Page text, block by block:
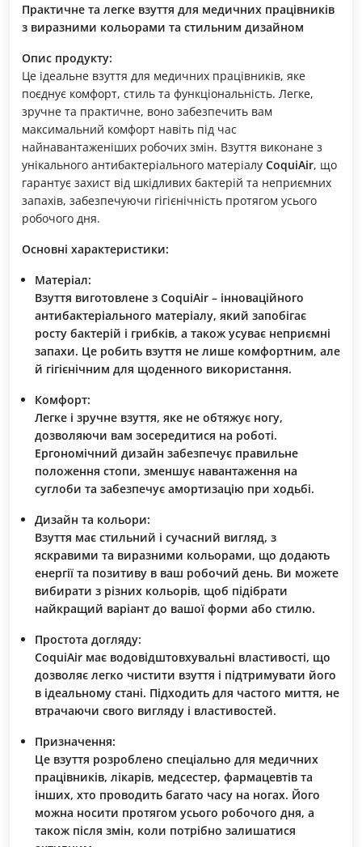
Практичне та легке взуття для медичних працівників
з виразними кольорами та стильним дизайном
Опис продукту:
Це ідеальне взуття для медичних працівників, яке
поєднує комфорт, стиль та функціональність. Легке,
зручне та практичне, воно забезпечить вам
максимальний комфорт навіть під час
найнавантаженіших робочих змін. Взуття виконане з
унікального антибактеріального матеріалу CoquiAir, що
гарантує захист від шкідливих бактерій та неприємних
запахів, забезпечуючи гігієнічність протягом усього
робочого дня.
Основні характеристики:
Матеріал:
Взуття виготовлене з CoquiAir – інноваційного
антибактеріального матеріалу, який запобігає
росту бактерій і грибків, а також усуває неприємні
запахи. Це робить взуття не лише комфортним, але
й гігієнічним для щоденного використання.
Комфорт:
Легке і зручне взуття, яке не обтяжує ногу,
дозволяючи вам зосередитися на роботі.
Ергономічний дизайн забезпечує правильне
положення стопи, зменшує навантаження на
суглоби та забезпечує амортизацію при ходьбі.
Дизайн та кольори:
Взуття має стильний і сучасний вигляд, з
яскравими та виразними кольорами, що додають
енергії та позитиву в ваш робочий день. Ви можете
вибирати з різних кольорів, щоб підібрати
найкращий варіант до вашої форми або стилю.
Простота догляду:
CoquiAir має водовідштовхувальні властивості, що
дозволяє легко чистити взуття і підтримувати його
в ідеальному стані. Підходить для частого миття, не
втрачаючи свого вигляду і властивостей.
Призначення:
Це взуття розроблено спеціально для медичних
працівників, лікарів, медсестер, фармацевтів та
інших, хто проводить багато часу на ногах. Його
можна носити протягом усього робочого дня, а
також після змін, коли потрібно залишатися